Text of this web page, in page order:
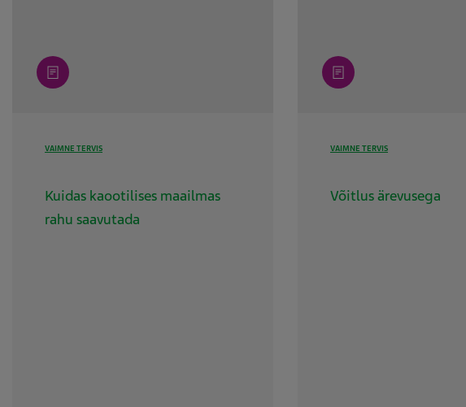
article
VAIMNE TERVIS
Kuidas kaootilises maailmas
rahu saavutada
article
VAIMNE TERVIS
Võitlus ärevusega